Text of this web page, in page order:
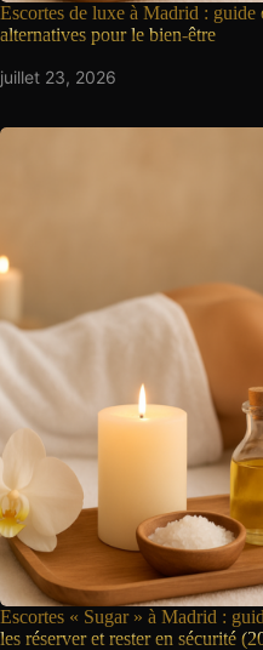
Escortes de luxe à Madrid : guide
alternatives pour le bien-être
juillet 23, 2026
Escortes « Sugar » à Madrid :
les réserver et rester en sécurité